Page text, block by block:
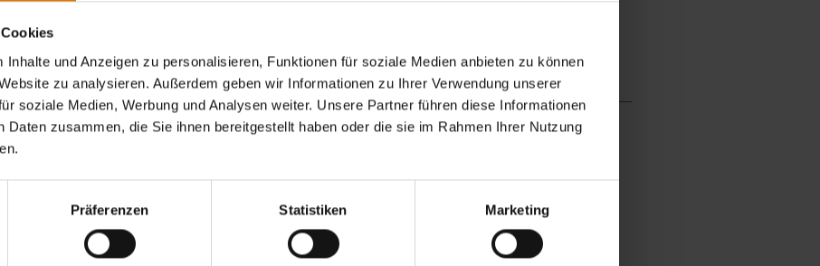
und Anzeigen zu personalisieren, Funktionen für soziale Medien anbieten zu können
zu analysieren. Außerdem geben wir Informationen zu Ihrer Verwendung unserer
soziale Medien, Werbung und Analysen weiter. Unsere Partner führen diese Informationen
Daten zusammen, die Sie ihnen bereitgestellt haben oder die sie im Rahmen Ihrer Nutzung
Präferenzen Statistiken Marketing